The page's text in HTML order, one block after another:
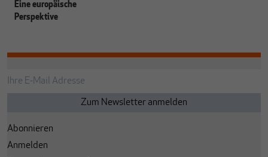
Eine europäische
Perspektive
Abonnieren
Anmelden